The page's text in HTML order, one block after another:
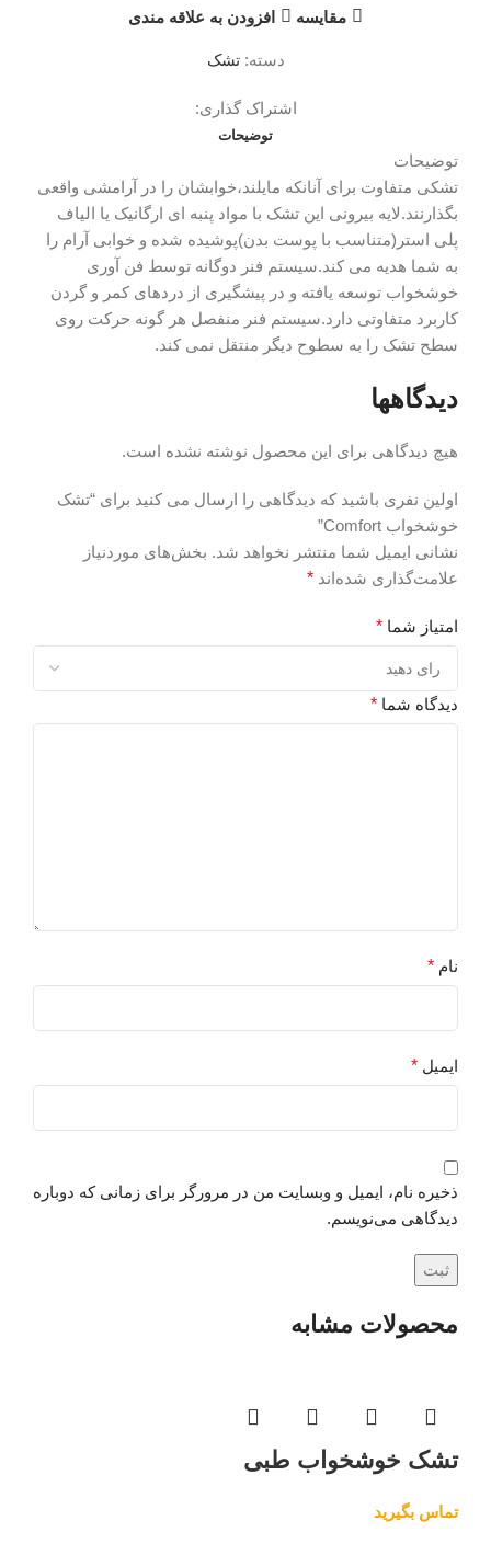
مقایسه افزودن به علاقه مندی
دسته: تشک
اشتراک گذاری:
توضیحات
توضیحات
تشکی متفاوت برای آنانکه مایلند،خوابشان را در آرامشی واقعی
بگذارنند.لایه بیرونی این تشک با مواد پنبه ای ارگانیک یا الیاف
پلی استر(متناسب با پوست بدن)پوشیده شده و خوابی آرام را
به شما هدیه می کند.سیستم فنر دوگانه توسط فن آوری
خوشخواب توسعه یافته و در پیشگیری از دردهای کمر و گردن
کاربرد متفاوتی دارد.سیستم فنر منفصل هر گونه حرکت روی
سطح تشک را به سطوح دیگر منتقل نمی کند.
دیدگاهها
هیچ دیدگاهی برای این محصول نوشته نشده است.
اولین نفری باشید که دیدگاهی را ارسال می کنید برای “تشک
خوشخواب Comfort”
نشانی ایمیل شما منتشر نخواهد شد. بخش‌های موردنیاز
علامت‌گذاری شده‌اند *
امتیاز شما *
دیدگاه شما *
نام *
ایمیل *
ذخیره نام، ایمیل و وبسایت من در مرورگر برای زمانی که دوباره
دیدگاهی می‌نویسم.
محصولات مشابه
تشک خوشخواب طبی
تماس بگیرید